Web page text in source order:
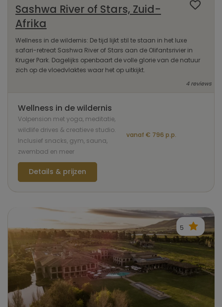
Sashwa River of Stars, Zuid-
Afrika
Wellness in de wildernis: De tijd lijkt stil te staan in het luxe
safari-retreat Sashwa River of Stars aan de Olifantsrivier in
Kruger Park. Dagelijks openbaart de volle glorie van de natuur
zich op de vloedvlaktes waar het op uitkijkt.
4 reviews
Wellness in de wildernis
Volpension met yoga, meditatie,
wildlife drives & creatieve studio.
Inclusief snacks, gym, sauna,
zwembad en meer
vanaf € 796 p.p.
Details & prijzen
5